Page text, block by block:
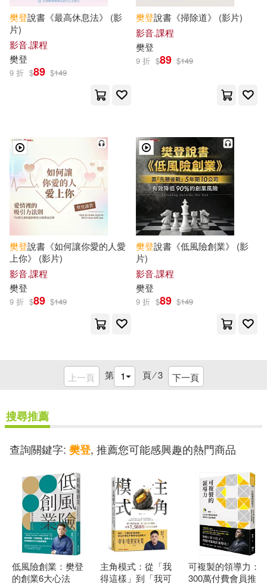
樊登說書《最高休息法》 (影
片)
影音.課程
樊登
9 折 $89 $149
樊登說書《掃除道》 (影片)
影音.課程
樊登
9 折 $89 $149
樊登說書《如何讓你愛的人愛
上你》 (影片)
影音.課程
樊登
9 折 $89 $149
樊登說書《低風險創業》 (影
片)
影音.課程
樊登
9 折 $89 $149
上一頁 第 頁 ⁄3 下一頁
搜尋推薦
查詢關鍵字: 樊登, 推薦您可能感興趣的熱門商品
低風險創業：樊登
的創業6大心法
主角模式：從「我
得這樣」到「我可
可複製的領導力：
300萬付費會員推